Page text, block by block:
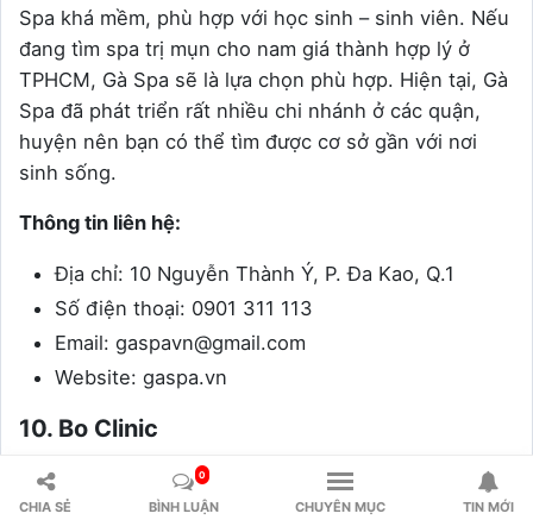
Spa khá mềm, phù hợp với học sinh – sinh viên. Nếu
đang tìm spa trị mụn cho nam giá thành hợp lý ở
TPHCM, Gà Spa sẽ là lựa chọn phù hợp. Hiện tại, Gà
Spa đã phát triển rất nhiều chi nhánh ở các quận,
huyện nên bạn có thể tìm được cơ sở gần với nơi
sinh sống.
Thông tin liên hệ:
Địa chỉ: 10 Nguyễn Thành Ý, P. Đa Kao, Q.1
Số điện thoại: 0901 311 113
Email: gaspavn@gmail.com
Website: gaspa.vn
10. Bo Clinic
Bo Clinic là
địa chỉ điều trị nám, tàn nhang uy tín ở
TPHCM
. Ngoài ra, Bo Clinic cũng được đánh giá cao
CHIA SẺ
0
BÌNH LUẬN CHUYÊN MỤC TIN MỚI